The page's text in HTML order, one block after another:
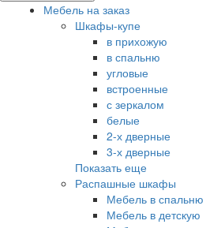
Мебель на заказ
Шкафы-купе
в прихожую
в спальню
угловые
встроенные
с зеркалом
белые
2-х дверные
3-х дверные
Показать еще
Распашные шкафы
Мебель в спальню
Мебель в детскую